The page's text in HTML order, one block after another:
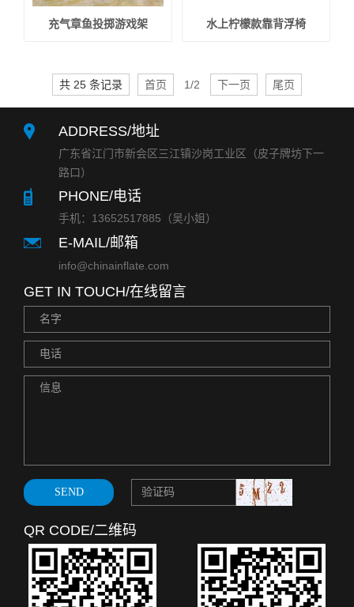
充气章鱼投掷游戏架 水上柠檬款靠背浮椅
共 25 条记录 首页 1/2 下一页 尾页
ADDRESS/地址
广东省江门市新会区三江镇沙岗工业区（皮子牌坊下一
路口）
PHONE/电话
手机：13652517885（吴小姐）
E-MAIL/邮箱
info@chinainflate.com
GET IN TOUCH/在线留言
QR CODE/二维码